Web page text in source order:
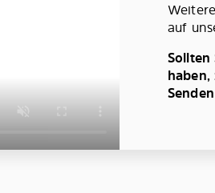
auf
Sollten
haben,